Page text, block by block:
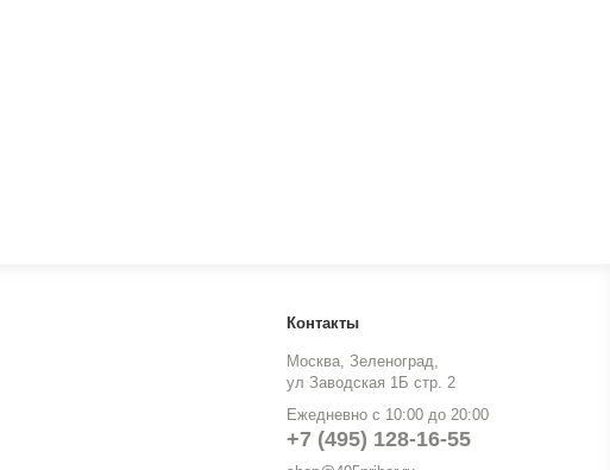
Контакты
Москва, Зеленоград,
ул Заводская 1Б стр. 2
Ежедневно с 10:00 до 20:00
+7 (495) 128-16-55